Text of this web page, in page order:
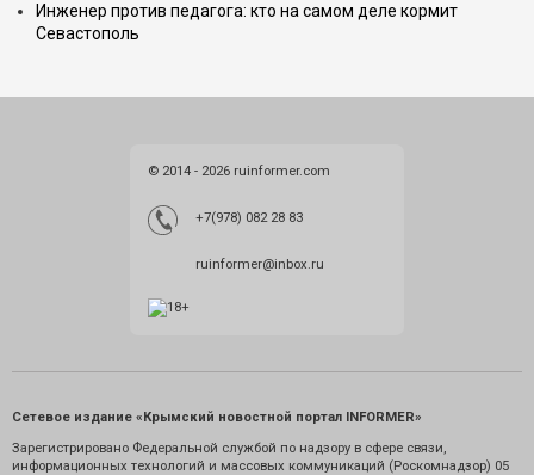
Инженер против педагога: кто на самом деле кормит
Севастополь
© 2014 - 2026 ruinformer.com
+7(978) 082 28 83
ruinformer@inbox.ru
Сетевое издание «Крымский новостной портал INFORMER»
Зарегистрировано Федеральной службой по надзору в сфере связи,
информационных технологий и массовых коммуникаций (Роскомнадзор) 05